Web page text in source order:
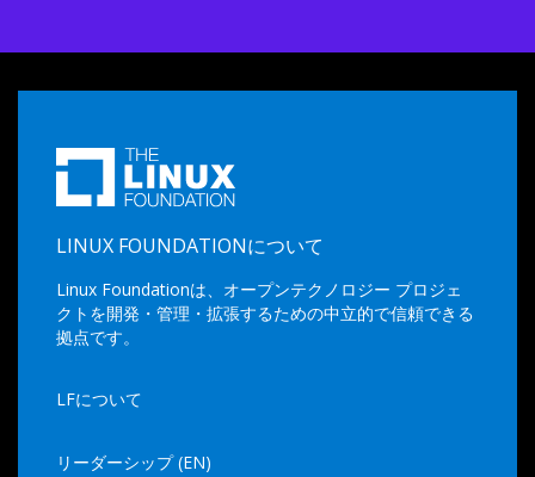
LINUX FOUNDATIONについて
Linux Foundationは、オープンテクノロジー プロジェ
クトを開発・管理・拡張するための中立的で信頼できる
拠点です。
LFについて
リーダーシップ (EN)